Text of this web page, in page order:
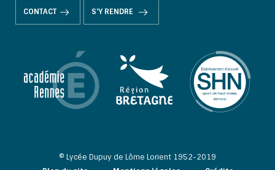
CONTACT S'Y RENDRE
© Lycée Dupuy de Lôme Lorient 1952-2019